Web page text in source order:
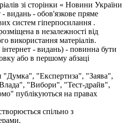
зі сторінки « Новини України
- видань - обов'язкове пряме
систем гіперпосилання .
в незалежності від
використання матеріалів.
- видань) - повинна бути
або в першому абзаці
"Думка", "Експертиза", "Заява",
"Вибори", "Тест-драйв",
публікуються на правах
спільно з